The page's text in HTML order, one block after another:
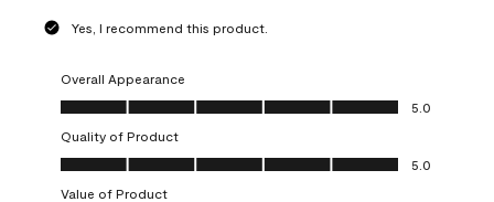
Yes, I recommend this product.
Overall Appearance
Overall Appearance, 5.0 out of 5
5.0
Quality of Product
Quality of Product, 5.0 out of 5
5.0
Value of Product